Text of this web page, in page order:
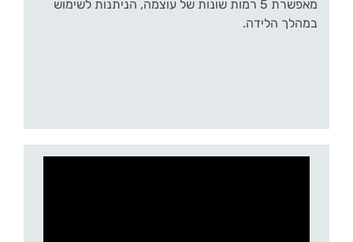
מאפשרת 5 רמות שונות של עוצמה, הניתנות לשימוש
במהלך הלידה.